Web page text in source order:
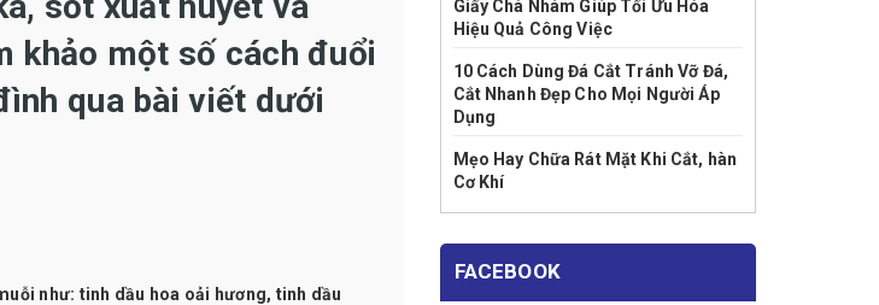
khảo một số cách đuổi
qua bài viết dưới
như: tinh dầu hoa oải hương, tinh dầu
Giấy Chà Nhám Giúp Tối Ưu Hóa
Hiệu Quả Công Việc
10 Cách Dùng Đá Cắt Tránh Vỡ Đá,
Cắt Nhanh Đẹp Cho Mọi Người Áp
Dụng
Mẹo Hay Chữa Rát Mặt Khi Cắt, hàn
Cơ Khí
FACEBOOK